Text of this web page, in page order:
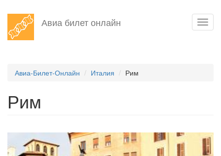
Перейти
основному
Авиа билет онлайн
Авиа-Билет-Онлайн Италия Рим
Рим